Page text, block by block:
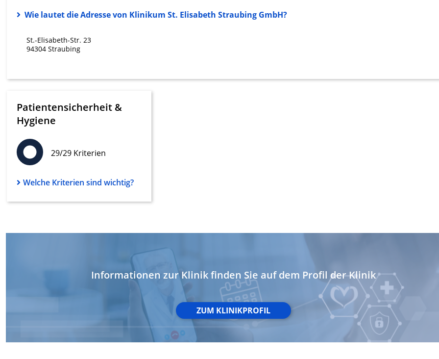
Wie lautet die Adresse von Klinikum St. Elisabeth Straubing GmbH?
St.-Elisabeth-Str. 23
94304 Straubing
Patientensicherheit &
Hygiene
29/29 Kriterien
Welche Kriterien sind wichtig?
Informationen zur Klinik finden Sie auf dem Profil der Klinik
ZUM KLINIKPROFIL
Verwendung reduzierter Daten zur Auswahl von Inhalten
Verwendung genauer Standortdaten
Nicht-IAB-Verarbeitungszwecke:
Performance
Funktional
Werbung